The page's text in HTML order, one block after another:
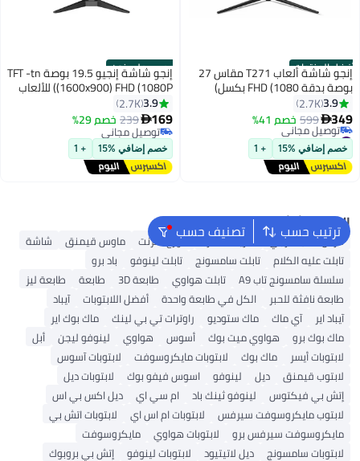
أفضل المنتجات إنجو شاشة ألعاب T271 مقاس 27
بوصة بدقة FHD (1080 بكسل)
ووقت استجابة 0.5 مللي ثانية
3.9
2.7K
349
599 خصم 41% #1 في ملحقات الشاشة
توصيل مجاني
#1 في ملحقات الشاشة
خصم إضافي %15 + 1
حصري على نون إنجو شاشة إنجيو 19.5 بوصة TFT -tn
(1600x900) FHD (1080P) للألعاب
ثانية، x1 HDMI، AMD FreeSync
3.9
2.7K
169
239 خصم 29%
توصيل مجاني
توصيل مجاني
خصم إضافي %15 + 1
ترتيب حسب تصنيف حسب البحث الشائع
قرص صلب خارجي شريحة ذاكرة موزع انترنت ماوس قيمنق
شاشة
تابلت عليه الكلام
تابلت سامسونج تابلت لينوفو
باد برو
سلسلة سامسونج تاب A9
تابلت هواوي طابعة 3D طابعة
طابعة ليز
طابعة نافثة للحبر
الكل في طابعة واحدة أفضل اللابتوبات
آيباد
آيباد اير
آي ماك ماك ستوديو راوترات تي بي لينك
ماك بوك اير
ماك بوك برو
هواوي ميت بوك أسوس هواوي لينوفو ليجن
أبل
لابتوبات أيسر
ماك بوك لابتوبات مايكروسوفت
لابتوبات آسوس
لابتوب قيمنق
ديل لينوفو اسوس فيفو بوك
لابتوبات ديل
إتش بي فيكتوس
لينوفو ثينك باد ام سي اي
ديل اكس بي اس
لابتوب مايكروسوفت سيرفس
لابتوبات ام اس اي
لابتوبات اتش بي
مايكروسوفت سيرفس برو
لابتوبات هواوي
مايكروسوفت
لابتوبات سامسونج
ديل لاتيتيود لابتوبات لينوفو
إتش بي بروبوك